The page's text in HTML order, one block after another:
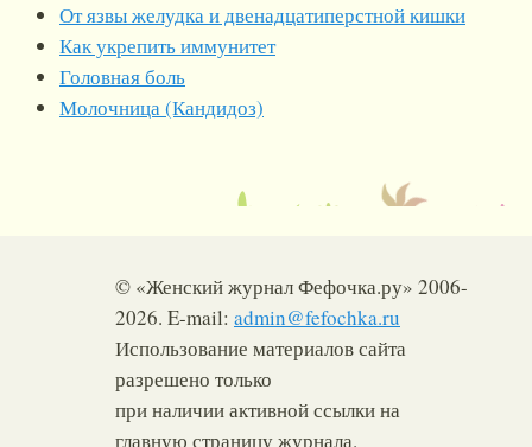
От язвы желудка и двенадцатиперстной кишки
Как укрепить иммунитет
Головная боль
Молочница (Кандидоз)
© «Женский журнал Фефочка.ру» 2006-
2026. E-mail: admin@fefochka.ru
Использование материалов сайта
разрешено только
при наличии активной ссылки на
главную страницу журнала.